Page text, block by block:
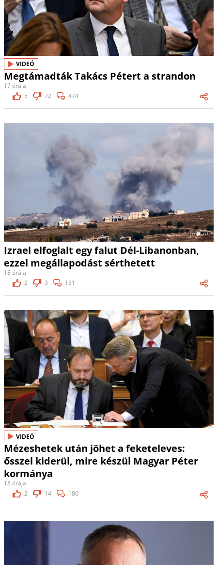
VIDEÓ
Megtámadták Takács Pétert a strandon
17 órája
5
72 474
Izrael elfoglalt egy falut Dél-Libanonban,
ezzel megállapodást sérthetett
18 órája
2
3 131
VIDEÓ
Mézeshetek után jöhet a feketeleves:
ősszel kiderül, mire készül Magyar Péter
kormánya
18 órája
2
14 186